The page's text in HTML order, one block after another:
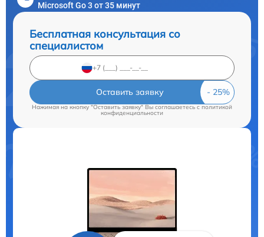
Microsoft Go 3 от 35 минут
Бесплатная консультация со
специалистом
Оставить заявку
Нажимая на кнопку "Оставить заявку" Вы соглашаетесь cполитикой
конфиденциальности